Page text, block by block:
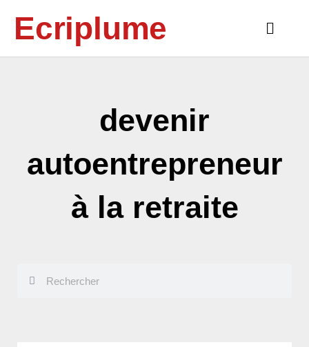
contenuEcriplume
Main
devenir
autoentrepreneur
à la retraite